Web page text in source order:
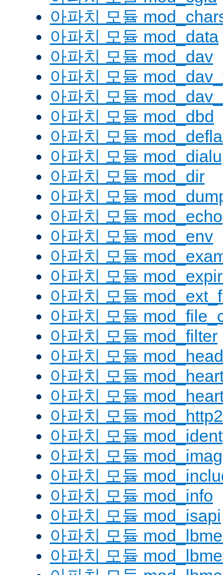
아파치 모듈
아파치 모듈 mod_data
아파치 모듈 mod_dav
아파치 모듈
아파치 모듈
아파치 모듈 mod_dbd
아파치 모듈
아파치 모듈
아파치 모듈 mod_dir
아파치 모듈
아파치 모듈 mod_echo
아파치 모듈 mod_env
아파치 모듈
아파치 모듈
아파치 모듈
아파치 모듈
아파치 모듈 mod_filter
아파치 모듈
아파치 모듈
아파치 모듈
아파치 모듈 mod_http2
아파치 모듈 mod_ident
아파치 모듈
아파치 모듈
아파치 모듈 mod_info
아파치 모듈 mod_isapi
아파치 모듈
아파치 모듈